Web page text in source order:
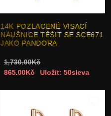
14K POZLACENÉ VISACÍ
NÁUŠNICE TĚŠIT SE SCE671
JAKO PANDORA
1,730.00Kč
865.00Kč
Uložit: 50sleva